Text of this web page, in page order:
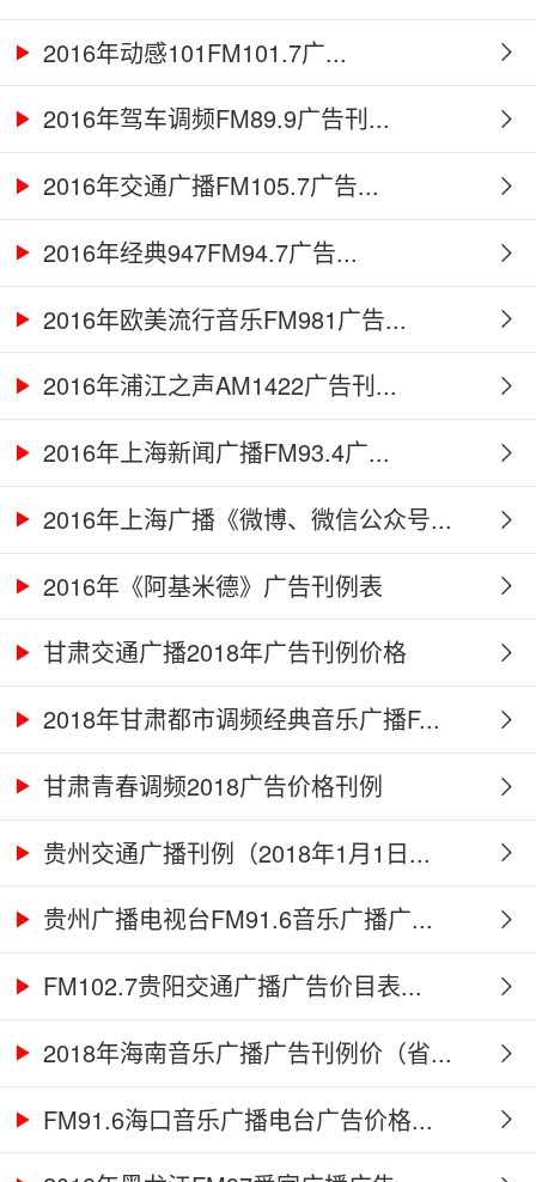
2016年动感101FM101.7广...
2016年驾车调频FM89.9广告刊...
2016年交通广播FM105.7广告...
2016年经典947FM94.7广告...
2016年欧美流行音乐FM981广告...
2016年浦江之声AM1422广告刊...
2016年上海新闻广播FM93.4广...
2016年上海广播《微博、微信公众号...
2016年《阿基米德》广告刊例表
甘肃交通广播2018年广告刊例价格
2018年甘肃都市调频经典音乐广播F...
甘肃青春调频2018广告价格刊例
贵州交通广播刊例（2018年1月1日...
贵州广播电视台FM91.6音乐广播广...
FM102.7贵阳交通广播广告价目表...
2018年海南音乐广播广告刊例价（省...
FM91.6海口音乐广播电台广告价格...